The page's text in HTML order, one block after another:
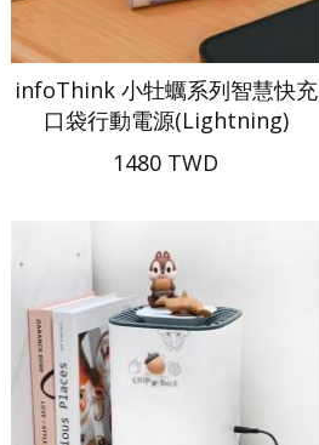
infoThink 小牡蠣系列智慧快充
口袋行動電源(Lightning)
1480 TWD